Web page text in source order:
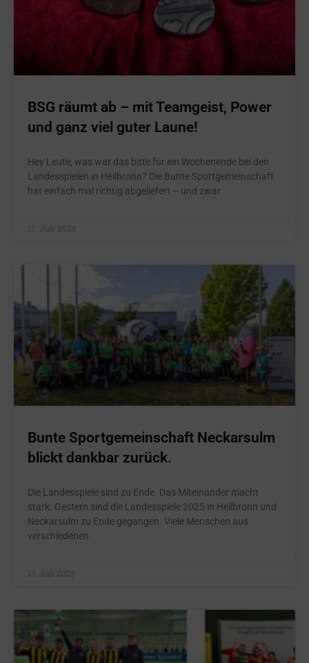
BSG räumt ab – mit Teamgeist, Power
und ganz viel guter Laune!
Hey Leute, was war das bitte für ein Wochenende bei den
Landesspielen in Heilbronn? Die Bunte Sportgemeinschaft
hat einfach mal richtig abgeliefert – und zwar
17. Juli 2025
Bunte Sportgemeinschaft Neckarsulm
blickt dankbar zurück.
Die Landesspiele sind zu Ende. Das Miteinander macht
stark. Gestern sind die Landesspiele 2025 in Heilbronn und
Neckarsulm zu Ende gegangen. Viele Menschen aus
verschiedenen
13. Juli 2025